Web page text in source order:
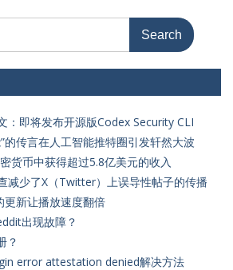
：即将发布开源版Codex Security CLI
的传言在人工智能推特圈引发轩然大波
货币中获得超过5.8亿美元的收入
减少了X（Twitter）上误导性帖子的传播
新让播放速度翻倍
出现故障？
？
error attestation denied解决方法